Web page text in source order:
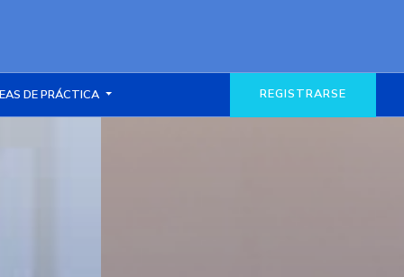
DE PRÁCTICA REGISTRARSE